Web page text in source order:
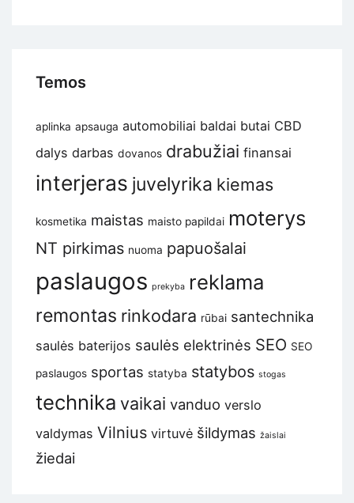
Temos
aplinka apsauga automobiliai baldai butai CBD
dalys darbas dovanos drabužiai finansai
interjeras juvelyrika kiemas
kosmetika maistas maisto papildai moterys
NT pirkimas nuoma papuošalai
paslaugos prekyba reklama
remontas rinkodara rūbai santechnika
saulės baterijos saulės elektrinės SEO SEO
paslaugos sportas statyba statybos stogas
technika vaikai vanduo verslo
valdymas Vilnius virtuvė šildymas žaislai
žiedai